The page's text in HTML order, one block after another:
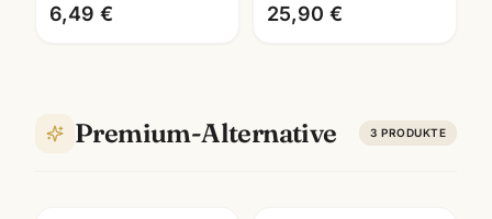
Künstlerbedarf
Mannheim
6,49 €
geeignet ·
Künstlerbedarf
25,90 €
Premium-Alternative 3 PRODUKTE